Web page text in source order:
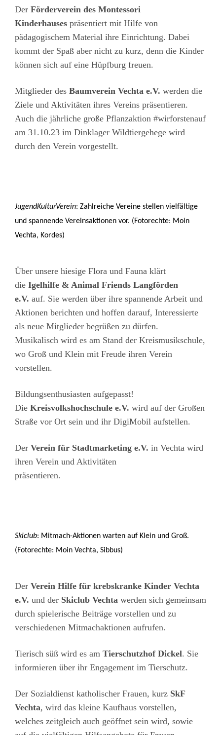
Der Förderverein des Montessori
Kinderhauses präsentiert mit Hilfe von
pädagogischem Material ihre Einrichtung. Dabei
kommt der Spaß aber nicht zu kurz, denn die Kinder
können sich auf eine Hüpfburg freuen.
Mitglieder des Baumverein Vechta e.V. werden die
Ziele und Aktivitäten ihres Vereins präsentieren.
Auch die jährliche große Pflanzaktion #wirforstenauf
am 31.10.23 im Dinklager Wildtiergehege wird
durch den Verein vorgestellt.
JugendKulturVerein: Zahlreiche Vereine stellen vielfältige
und spannende Vereinsaktionen vor. (Fotorechte: Moin
Vechta, Kordes)
Über unsere hiesige Flora und Fauna klärt
die Igelhilfe & Animal Friends Langförden
e.V. auf. Sie werden über ihre spannende Arbeit und
Aktionen berichten und hoffen darauf, Interessierte
als neue Mitglieder begrüßen zu dürfen.
Musikalisch wird es am Stand der Kreismusikschule,
wo Groß und Klein mit Freude ihren Verein
vorstellen.
Bildungsenthusiasten aufgepasst!
Die Kreisvolkshochschule e.V. wird auf der Großen
Straße vor Ort sein und ihr DigiMobil aufstellen.
Der Verein für Stadtmarketing e.V. in Vechta wird
ihren Verein und Aktivitäten
präsentieren.
Skiclub: Mitmach-Aktionen warten auf Klein und Groß.
(Fotorechte: Moin Vechta, Sibbus)
Der Verein Hilfe für krebskranke Kinder Vechta
e.V. und der Skiclub Vechta werden sich gemeinsam
durch spielerische Beiträge vorstellen und zu
verschiedenen Mitmachaktionen aufrufen.
Tierisch süß wird es am Tierschutzhof Dickel. Sie
informieren über ihr Engagement im Tierschutz.
Der Sozialdienst katholischer Frauen, kurz SkF
Vechta, wird das kleine Kaufhaus vorstellen,
welches zeitgleich auch geöffnet sein wird, sowie